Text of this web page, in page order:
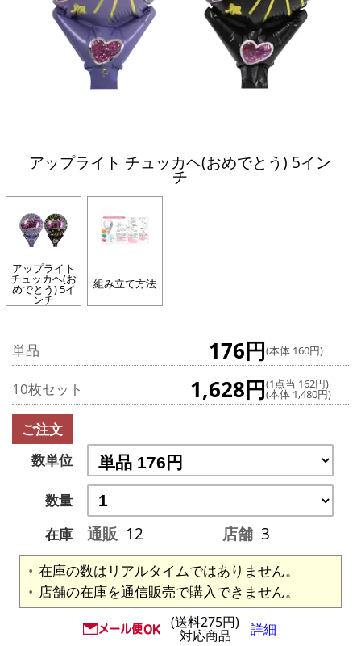
アップライト チュッカヘ(おめでとう) 5イン
チ
アップライト
チュッカヘ(お
めでとう) 5イ
ンチ
組み立て方法
単品 176円(本体 160円)
10枚セット 1,628円(1点当 162円)
(本体 1,480円)
ご注文
数単位
数量
在庫
通販 12 店舗 3
在庫の数はリアルタイムではありません。
店舗の在庫を通信販売で購入できません。
(送料275円)
対応商品 詳細